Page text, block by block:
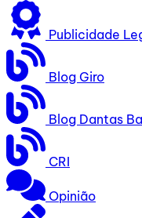
Publicidade
Blog Giro
Blog Dantas
CRI
Opinião